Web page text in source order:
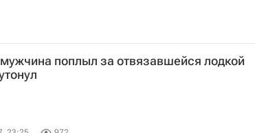
поплыл за отвязавшейся лодкой